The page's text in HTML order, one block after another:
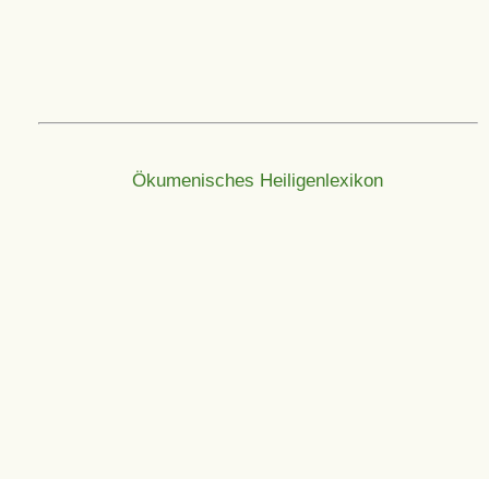
Ökumenisches Heiligenlexikon